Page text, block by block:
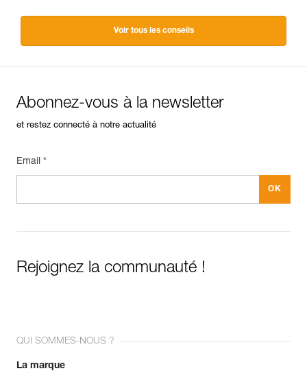
Voir tous les conseils
Abonnez-vous à la newsletter
et restez connecté à notre actualité
Email *
Rejoignez la communauté !
QUI SOMMES-NOUS ?
La marque